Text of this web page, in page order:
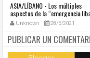
ASIA/LÍBANO - Los múltiples
aspectos de la “emergencia
al centro de la cumbre eclesial
convocada por el Papa Francisco
Unknown 28/6/2021
PUBLICAR UN